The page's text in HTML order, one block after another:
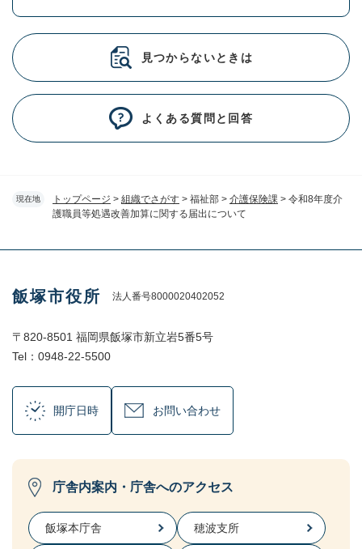
現在地 トップページ > 組織でさがす > 福祉部 > 介護保険課 > 令和8年度介
護職員等処遇改善加算に関する届出について
見つからないときは
よくある質問と回答
飯塚市役所 法人番号8000020402052
〒820-8501 福岡県飯塚市新立岩5番5号
Tel：0948-22-5500
開庁日時 お問い合わせ
庁舎内案内・庁舎へのアクセス
飯塚本庁舎 穂波支所